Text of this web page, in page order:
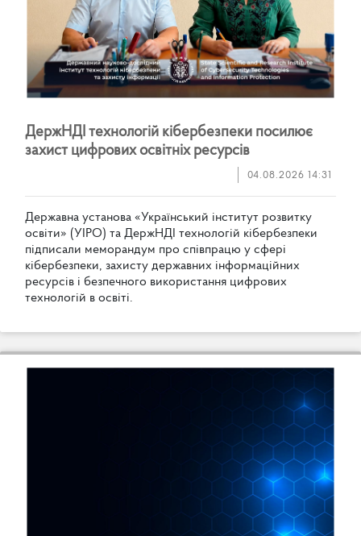
ДержНДІ технологій кібербезпеки посилює
захист цифрових освітніх ресурсів
04.08.2026 14:31
Державна установа «Український інститут розвитку
освіти» (У РО) та ДержНД технологій кібербезпеки
підписали меморандум про співпрацю у сфері
кібербезпеки, захисту державних інформаційних
ресурсів і безпечного використання цифрових
технологій в освіті.